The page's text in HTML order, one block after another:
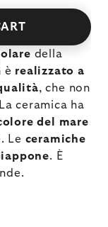
della
è realizzato a
, che non
ceramica ha
del mare
Le ceramiche
. È